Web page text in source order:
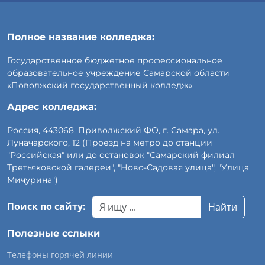
Полное название колледжа:
Государственное бюджетное профессиональное
образовательное учреждение Самарской области
«Поволжский государственный колледж»
Адрес колледжа:
Россия, 443068, Приволжский ФО, г. Самара, ул.
Луначарского, 12 (Проезд на метро до станции
"Российская" или до остановок "Самарский филиал
Третьяковской галереи", "Ново-Садовая улица", "Улица
Мичурина")
Поиск по сайту: Найти
Полезные сслыки
Телефоны горячей линии